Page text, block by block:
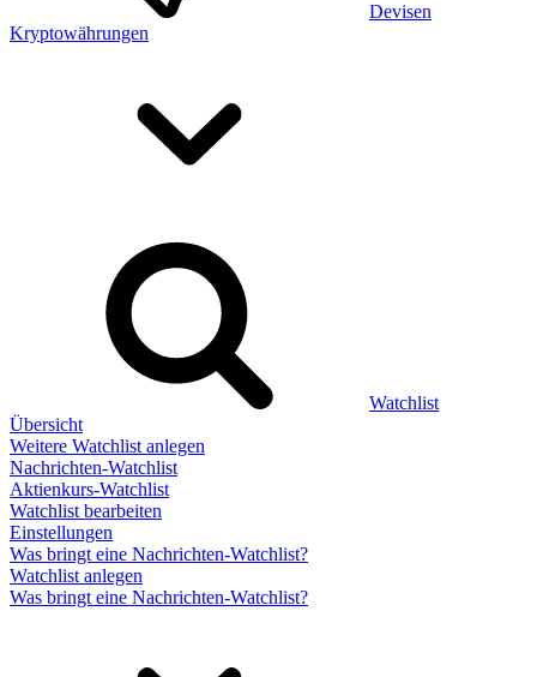
Devisen
Kryptowährungen
Watchlist
Übersicht
Weitere Watchlist anlegen
Nachrichten-Watchlist
Aktienkurs-Watchlist
Watchlist bearbeiten
Einstellungen
Was bringt eine Nachrichten-Watchlist?
Watchlist anlegen
Was bringt eine Nachrichten-Watchlist?